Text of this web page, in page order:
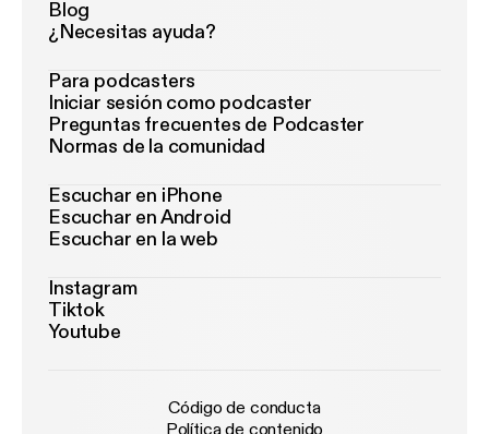
Blog
¿Necesitas ayuda?
Para podcasters
Iniciar sesión como podcaster
Preguntas frecuentes de Podcaster
Normas de la comunidad
Escuchar en iPhone
Escuchar en Android
Escuchar en la web
Instagram
Tiktok
Youtube
Código de conducta
Política de contenido